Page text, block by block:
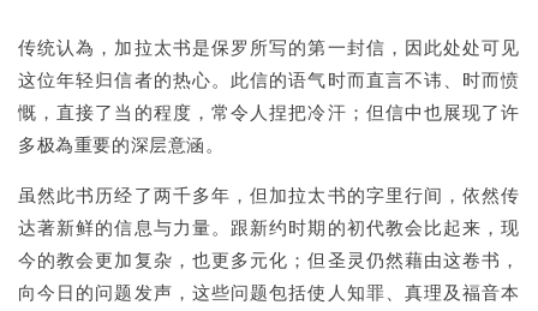
传统认為，加拉太书是保罗所写的第一封信，因此处处可见
这位年轻归信者的热心。此信的语气时而直言不讳、时而愤
慨，直接了当的程度，常令人捏把冷汗；但信中也展现了许
多极為重要的深层意涵。
虽然此书历经了两千多年，但加拉太书的字里行间，依然传
达著新鲜的信息与力量。跟新约时期的初代教会比起来，现
今的教会更加复杂，也更多元化；但圣灵仍然藉由这卷书，
向今日的问题发声，这些问题包括使人知罪、真理及福音本